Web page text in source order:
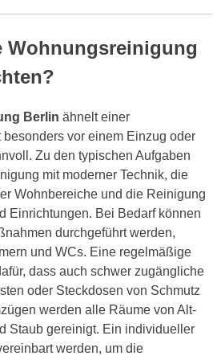
Wohnungsreinigung
Berlin ähnelt einer
vor einem Einzug oder
Zu den typischen Aufgaben
mit moderner Technik, die
Wohnbereiche und die Reinigung
Einrichtungen. Bei Bedarf können
durchgeführt werden,
und WCs. Eine regelmäßige
dass auch schwer zugängliche
oder Steckdosen von Schmutz
werden alle Räume von Alt-
Staub gereinigt. Ein individueller
werden, um die